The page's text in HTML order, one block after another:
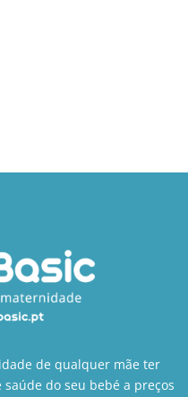
de qualquer mãe ter
do seu bebé a preços